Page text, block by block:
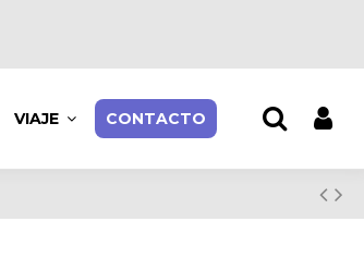
VIAJE CONTACTO